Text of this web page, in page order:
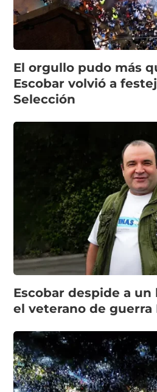
El orgullo pudo más
Escobar volvió a
Selección
Escobar despide a
el veterano de